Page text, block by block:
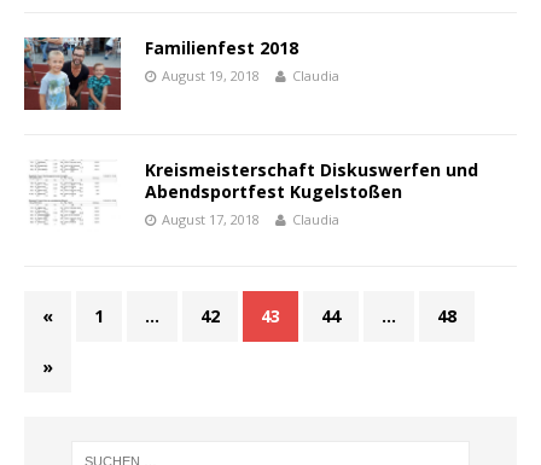
Familienfest 2018
August 19, 2018 Claudia
Kreismeisterschaft Diskuswerfen und
Abendsportfest Kugelstoßen
August 17, 2018 Claudia
« 1 … 42 43 44 … 48
»